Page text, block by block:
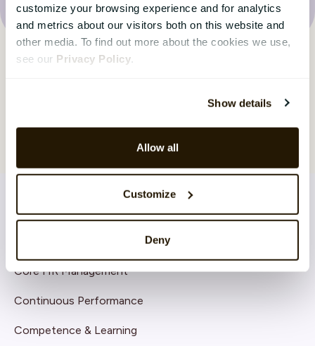
customize your browsing experience and for analytics
and metrics about our visitors both on this website and
other media. To find out more about the cookies we use,
see our Privacy Policy
Show details
Allow all
Customize
Deny
Core HR Management
Continuous Performance
Competence & Learning